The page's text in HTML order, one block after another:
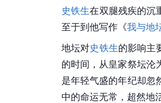
史铁生在双腿残疾的沉
至于到他写作《我与地
地坛对史铁生的影响主
的时间，从皇家祭坛沦
是年轻气盛的年纪却忽
中的命运无常，超然地